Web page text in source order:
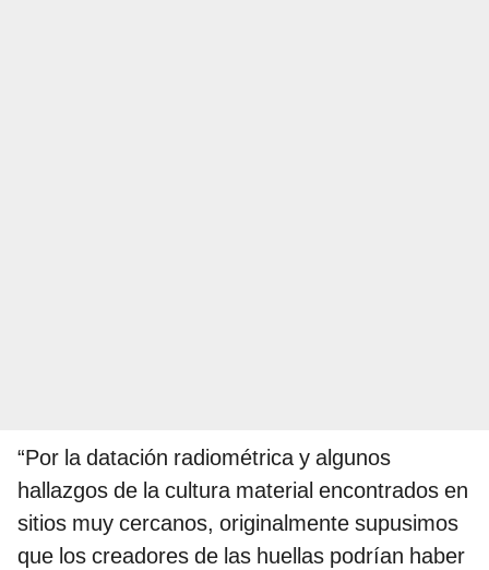
“Por la datación radiométrica y algunos
hallazgos de la cultura material encontrados en
sitios muy cercanos, originalmente supusimos
que los creadores de las huellas podrían haber